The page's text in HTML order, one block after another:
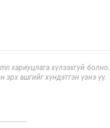
хариуцлага хүлээхгүй
эрх ашгийг хүндэтгэн үзнэ үү.